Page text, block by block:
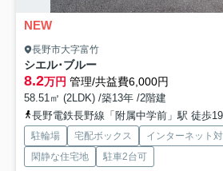
NEW
長野市大字富竹
シエル･ブルー
8.2万円 管理/共益費6,000円
58.51㎡ (2LDK) /築13年 /2階建
長野電鉄長野線「附属中学前」駅 徒歩
駐輪場 宅配ボックス インターネット
閑静な住宅地
駐車2台可